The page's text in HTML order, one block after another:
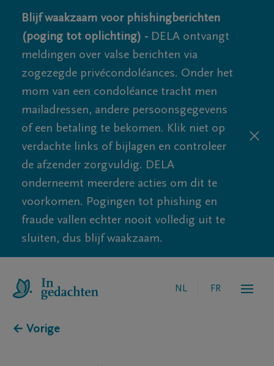
Blijf waakzaam voor phishingberichten
(poging tot oplichting) - DELA ontvangt
meldingen over valse berichten via
zogezegde privécondoléances. Onder het
mom van een condoléance tracht men
mailadressen, andere persoonsgegevens
of een betaling te bekomen. Klik niet op
verdachte links of bijlagen en controleer
de afzender zorgvuldig. DELA
onderneemt meerdere acties om dit te
voorkomen. Pogingen tot phishing en
fraude vallen echter nooit volledig uit te
sluiten, dus blijf waakzaam.
NL FR
← Vorige